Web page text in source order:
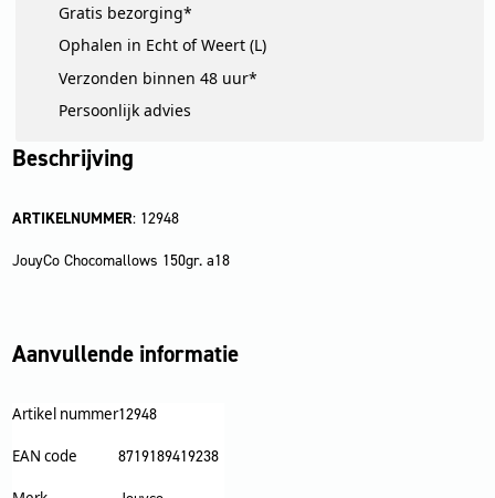
Gratis bezorging*
Ophalen in Echt of Weert (L)
Verzonden binnen 48 uur*
Persoonlijk advies
Beschrijving
ARTIKELNUMMER: 12948
JouyCo Chocomallows 150gr. a18
Aanvullende informatie
Artikel nummer12948
EAN code 8719189419238